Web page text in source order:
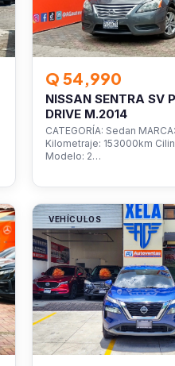
Q 54,990
NISSAN SENTRA SV
DRIVE M.2014
CATEGORÍA: Sedan
Kilometraje: 153000km
Modelo: 2…
VEHÍCULOS